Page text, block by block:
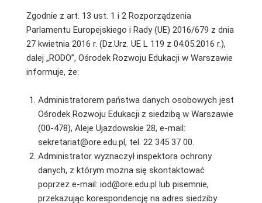
Zgodnie z art. 13 ust. 1 i 2 Rozporządzenia
Parlamentu Europejskiego i Rady (UE) 2016/679 z dnia
27 kwietnia 2016 r. (Dz.Urz. UE L 119 z 04.05.2016 r.),
dalej „RODO”, Ośrodek Rozwoju Edukacji w Warszawie
informuje, że:
Administratorem państwa danych osobowych jest
Ośrodek Rozwoju Edukacji z siedzibą w Warszawie
(00-478), Aleje Ujazdowskie 28, e-mail:
sekretariat@ore.edu.pl, tel. 22 345 37 00.
Administrator wyznaczył inspektora ochrony
danych, z którym można się skontaktować
poprzez e-mail: iod@ore.edu.pl lub pisemnie,
przekazując korespondencję na adres siedziby